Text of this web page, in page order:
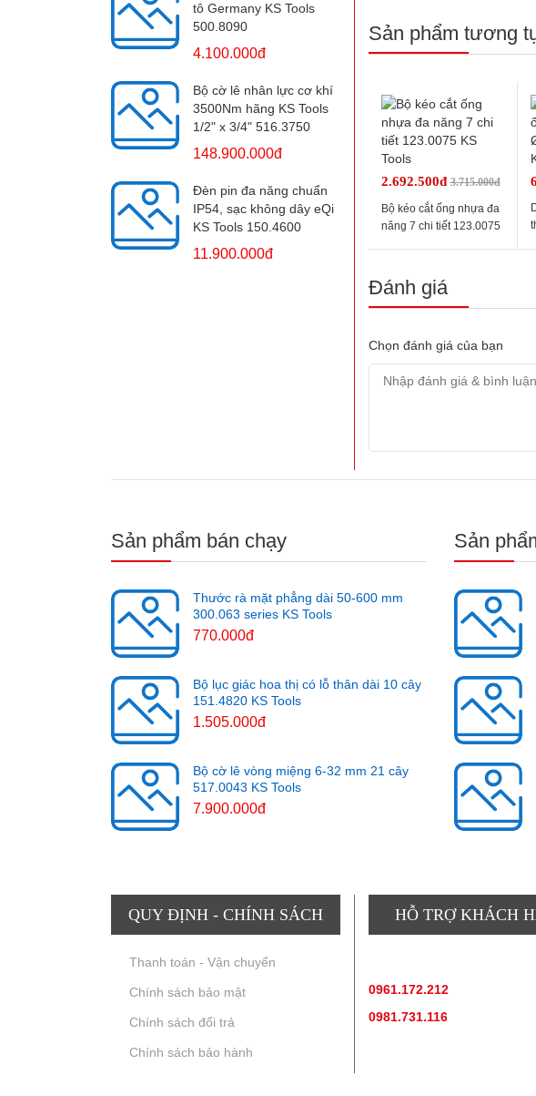
tô Germany KS Tools
500.8090
4.100.000đ
Bộ cờ lê nhân lực cơ khí
3500Nm hãng KS Tools
1/2" x 3/4" 516.3750
148.900.000đ
Đèn pin đa năng chuẩn
IP54, sạc không dây eQi
KS Tools 150.4600
11.900.000đ
Sản phẩm tương
2.692.500đ3.715.000đ
Bộ kéo cắt ống nhựa đa
năng 7 chi tiết 123.0075
Đánh giá
Chọn đánh giá của bạn
Sản phẩm bán chạy
Thước rà mặt phẳng dài 50-600 mm
300.063 series KS Tools
770.000đ
Bộ lục giác hoa thị có lỗ thân dài 10 cây
151.4820 KS Tools
1.505.000đ
Bộ cờ lê vòng miệng 6-32 mm 21 cây
517.0043 KS Tools
7.900.000đ
Sản
QUY ĐỊNH - CHÍNH SÁCH
Thanh toán - Vận chuyển
Chính sách bảo mật
Chính sách đổi trả
Chính sách bảo hành
HỖ TRỢ KHÁCH
0961.172.212
0981.731.116